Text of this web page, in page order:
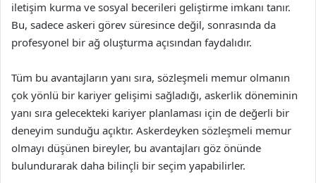
iletişim kurma ve sosyal becerileri geliştirme imkanı tanır.
Bu, sadece askeri görev süresince değil, sonrasında da
profesyonel bir ağ oluşturma açısından faydalıdır.
Tüm bu avantajların yanı sıra, sözleşmeli memur olmanın
çok yönlü bir kariyer gelişimi sağladığı, askerlik döneminin
yanı sıra gelecekteki kariyer planlaması için de değerli bir
deneyim sunduğu açıktır. Askerdeyken sözleşmeli memur
olmayı düşünen bireyler, bu avantajları göz önünde
bulundurarak daha bilinçli bir seçim yapabilirler.